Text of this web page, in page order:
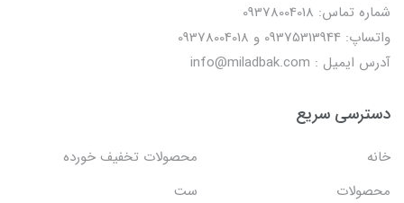
شماره تماس: 09378004018
واتساپ: 09375313944 و 09378004018
آدرس ایمیل : info@miladbak.com
دسترسی سریع
خانه
محصولات تخفیف خورده
محصولات
ست